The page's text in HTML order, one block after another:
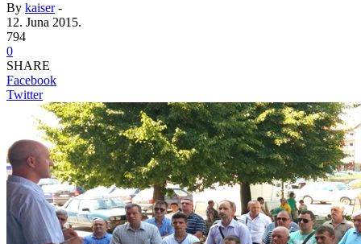
By kaiser-
12. Juna 2015.
794
0
SHARE
Facebook
Twitter